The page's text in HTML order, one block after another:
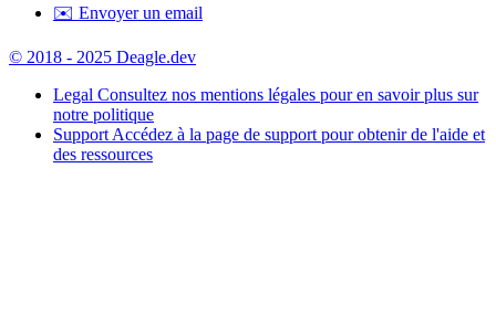
✉️ Envoyer un email
© 2018 - 2025 Deagle.dev
Legal Consultez nos mentions légales pour en savoir plus sur
notre politique
Support Accédez à la page de support pour obtenir de l'aide et
des ressources